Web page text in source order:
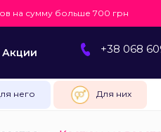
на сумму больше 700 грн
Акции +38 068
него Для них